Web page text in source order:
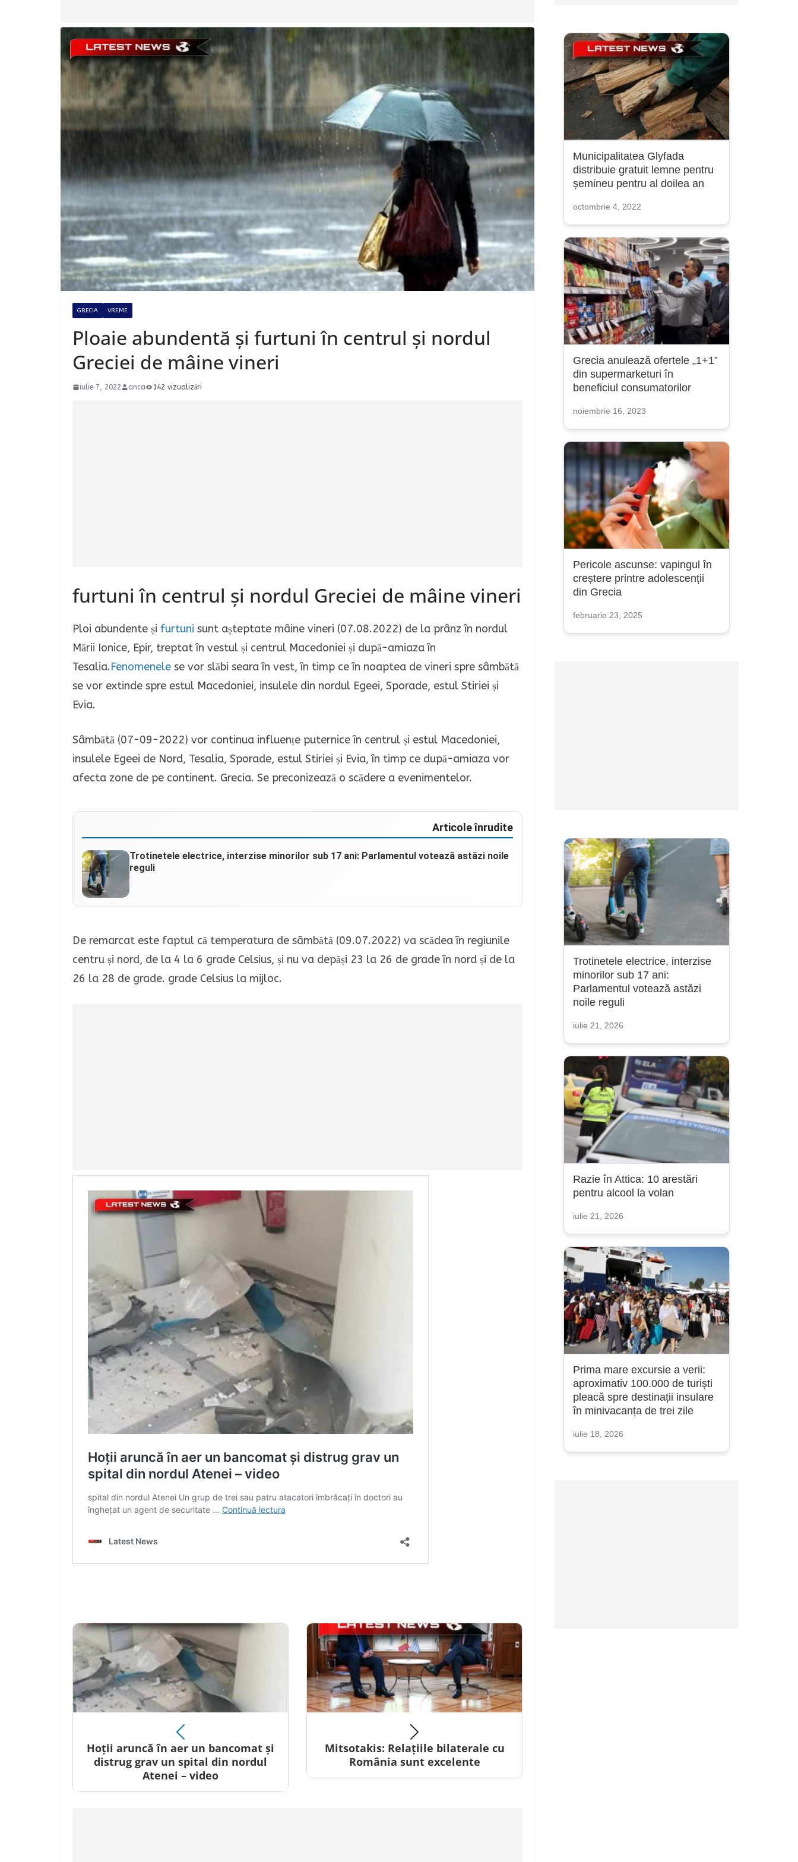
GRECIA VREME
Ploaie abundentă și furtuni în centrul și nordul
Greciei de mâine vineri
iulie 7, 2022 anca 142 vizualizări
furtuni în centrul și nordul Greciei de mâine vineri
Ploi abundente și furtuni sunt așteptate mâine vineri (07.08.2022) de la prânz în nordul
Mării Ionice, Epir, treptat în vestul și centrul Macedoniei și după-amiaza în
Tesalia.Fenomenele se vor slăbi seara în vest, în timp ce în noaptea de vineri spre sâmbătă
se vor extinde spre estul Macedoniei, insulele din nordul Egeei, Sporade, estul Stiriei și
Evia.
Sâmbătă (07-09-2022) vor continua influențe puternice în centrul și estul Macedoniei,
insulele Egeei de Nord, Tesalia, Sporade, estul Stiriei și Evia, în timp ce după-amiaza vor
afecta zone de pe continent. Grecia. Se preconizează o scădere a evenimentelor.
Articole înrudite
Trotinetele electrice, interzise minorilor sub 17 ani: Parlamentul votează astăzi noile
reguli
De remarcat este faptul că temperatura de sâmbătă (09.07.2022) va scădea în regiunile
centru și nord, de la 4 la 6 grade Celsius, și nu va depăși 23 la 26 de grade în nord și de la
26 la 28 de grade. grade Celsius la mijloc.
Hoții aruncă în aer un bancomat și
distrug grav un spital din nordul
Atenei – video
Mitsotakis: Relațiile bilaterale cu
România sunt excelente
Municipalitatea Glyfada
distribuie gratuit lemne pentru
șemineu pentru al doilea an
octombrie 4, 2022
Grecia anulează ofertele „1+1”
din supermarketuri în
beneficiul consumatorilor
noiembrie 16, 2023
Pericole ascunse: vapingul în
creștere printre adolescenții
din Grecia
februarie 23, 2025
Trotinetele electrice, interzise
minorilor sub 17 ani:
Parlamentul votează astăzi
noile reguli
iulie 21, 2026
Razie în Attica: 10 arestări
pentru alcool la volan
iulie 21, 2026
Prima mare excursie a verii:
aproximativ 100.000 de turiști
pleacă spre destinații insulare
în minivacanța de trei zile
iulie 18, 2026